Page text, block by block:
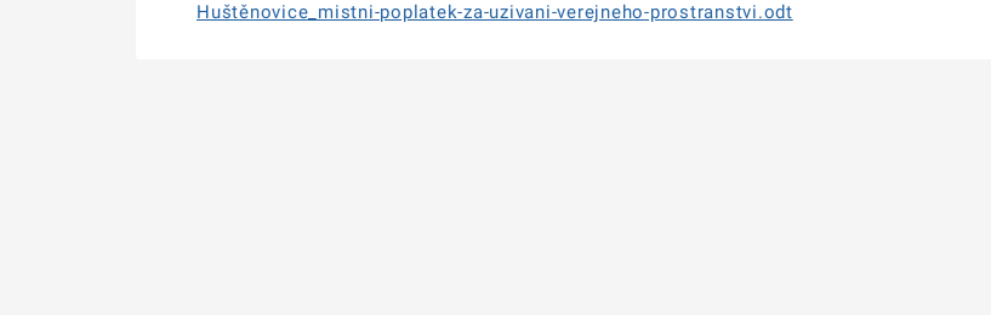
Huštěnovice_mistni-poplatek-za-uzivani-verejneho-prostranstvi.odt